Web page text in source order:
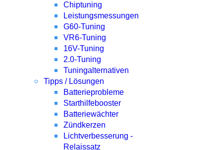
Chiptuning
Leistungsmessungen
G60-Tuning
VR6-Tuning
16V-Tuning
2.0-Tuning
Tuningalternativen
Tipps / Lösungen
Batterieprobleme
Starthilfebooster
Batteriewächter
Zündkerzen
Lichtverbesserung -
Relaissatz